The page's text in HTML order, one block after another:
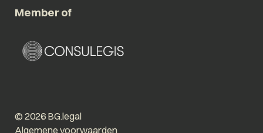
Member of
© 2026 BG.legal
Algemene voorwaarden